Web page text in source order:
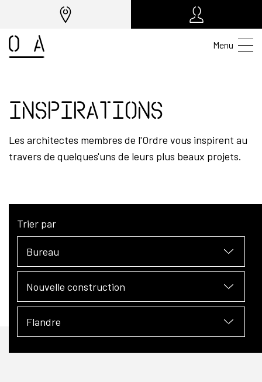
Menu
Inspirations
Les architectes membres de l'Ordre vous inspirent au
travers de quelques'uns de leurs plus beaux projets.
Trier par
Bureau
Nouvelle construction
Flandre